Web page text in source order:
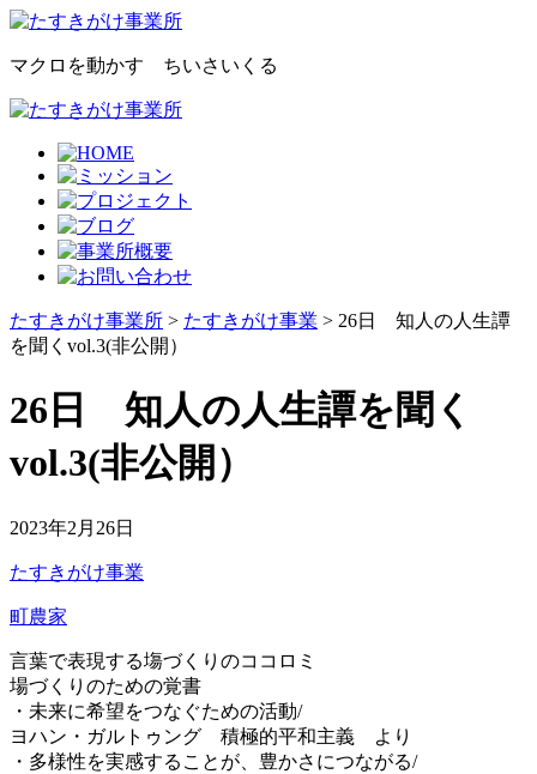
マクロを動かす ちいさいくる
たすきがけ事業所 > たすきがけ事業 > 26日 知人の人生譚
を聞くvol.3(非公開）
26日 知人の人生譚を聞く
vol.3(非公開）
2023年2月26日
たすきがけ事業
町農家
言葉で表現する塲づくりのココロミ
場づくりのための覚書
・未来に希望をつなぐための活動/
ヨハン・ガルトゥング 積極的平和主義 より
・多様性を実感することが、豊かさにつながる/